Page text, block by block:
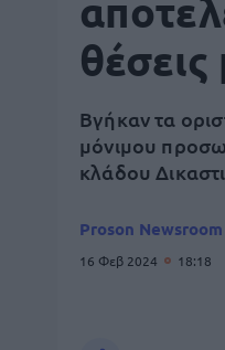
Βγήκαν τα
μόνιμου
κλάδου
Proson Newsroom
16 Φεβ 2024 18:18